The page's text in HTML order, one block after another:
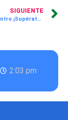
SIGUIENTE
Jóvenes del Centro ¡Supérate! JUPÁ se certifican oficialmente en Microsoft Excel
2:03 pm